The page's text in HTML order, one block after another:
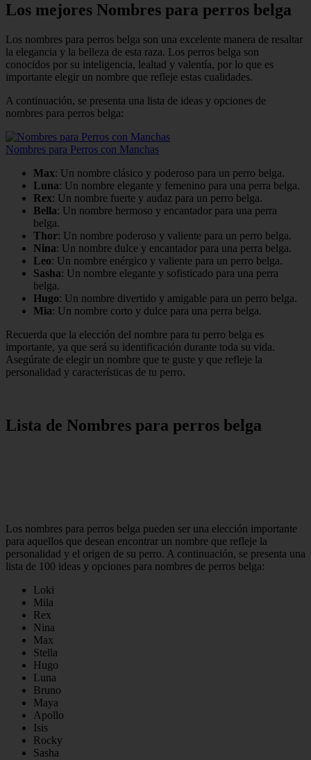
Los mejores Nombres para perros belga
Los nombres para perros belga son una excelente manera de resaltar
la elegancia y la belleza de esta raza. Los perros belga son
conocidos por su inteligencia, lealtad y valentía, por lo que es
importante elegir un nombre que refleje estas cualidades.
A continuación, se presenta una lista de ideas y opciones de
nombres para perros belga:
Nombres para Perros con Manchas
Max: Un nombre clásico y poderoso para un perro belga.
Luna: Un nombre elegante y femenino para una perra belga.
Rex: Un nombre fuerte y audaz para un perro belga.
Bella: Un nombre hermoso y encantador para una perra
belga.
Thor: Un nombre poderoso y valiente para un perro belga.
Nina: Un nombre dulce y encantador para una perra belga.
Leo: Un nombre enérgico y valiente para un perro belga.
Sasha: Un nombre elegante y sofisticado para una perra
belga.
Hugo: Un nombre divertido y amigable para un perro belga.
Mia: Un nombre corto y dulce para una perra belga.
Recuerda que la elección del nombre para tu perro belga es
importante, ya que será su identificación durante toda su vida.
Asegúrate de elegir un nombre que te guste y que refleje la
personalidad y características de tu perro.
Lista de Nombres para perros belga
Los nombres para perros belga pueden ser una elección importante
para aquellos que desean encontrar un nombre que refleje la
personalidad y el origen de su perro. A continuación, se presenta una
lista de 100 ideas y opciones para nombres de perros belga:
Loki
Mila
Rex
Nina
Max
Stella
Hugo
Luna
Bruno
Maya
Apollo
Isis
Rocky
Sasha